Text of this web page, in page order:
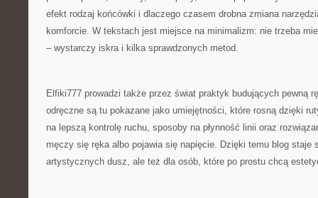
efekt rodzaj końcówki i dlaczego czasem drobna zmiana
komforcie. W tekstach jest miejsce na minimalizm: nie trzeba
– wystarczy iskra i kilka sprawdzonych metod.
Elfiki777 prowadzi także przez świat praktyk budujących pewną
odręczne są tu pokazane jako umiejętności, które rosną dzięki
na lepszą kontrolę ruchu, sposoby na płynność linii oraz
męczy się ręka albo pojawia się napięcie. Dzięki temu blog staje
artystycznych dusz, ale też dla osób, które po prostu chcą